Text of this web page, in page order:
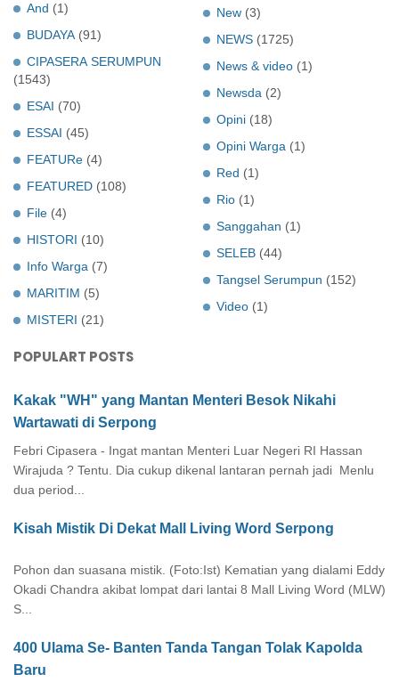
And (1)
BUDAYA (91)
CIPASERA SERUMPUN
(1543)
ESAI (70)
ESSAI (45)
FEATURe (4)
FEATURED (108)
File (4)
HISTORI (10)
Info Warga (7)
MARITIM (5)
MISTERI (21)
New (3)
NEWS (1725)
News & video (1)
Newsda (2)
Opini (18)
Opini Warga (1)
Red (1)
Rio (1)
Sanggahan (1)
SELEB (44)
Tangsel Serumpun (152)
Video (1)
POPULART POSTS
Kakak "WH" yang Mantan Menteri Besok Nikahi
Wartawati di Serpong
Febri Cipasera - Ingat mantan Menteri Luar Negeri RI Hassan
Wirajuda ? Tentu. Dia cukup dikenal lantaran pernah jadi Menlu
dua period...
Kisah Mistik Di Dekat Mall Living Word Serpong
Pohon dan suasana mistik. (Foto:Ist) Kematian yang dialami Eddy
Okadi Chandra akibat lompat dari lantai 8 Mall Living Word (MLW)
S...
400 Ulama Se- Banten Tanda Tangan Tolak Kapolda
Baru